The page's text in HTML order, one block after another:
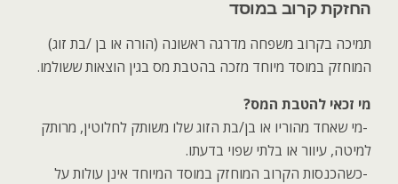
החזקת קרוב במוסד
תמיכה בקרוב משפחה מדרגה ראשונה (הורה או בן /בת זוג)
המוחזק במוסד מיוחד מזכה בהטבת מס בגין הוצאות ששולמו.
מי זכאי להטבת המס?
-מי שאחד מהוריו או בן/בת הזוג שלו משותק לחלוטין, מרותק
למיטה, עיוור או בלתי שפוי בדעתו.
-כשהכנסות הקרוב המוחזק במוסד המיוחד אינן עולות על